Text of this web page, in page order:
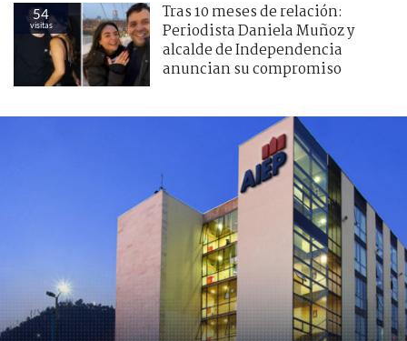
54
visitas
Tras 10 meses de relación:
Periodista Daniela Muñoz y
alcalde de Independencia
anuncian su compromiso